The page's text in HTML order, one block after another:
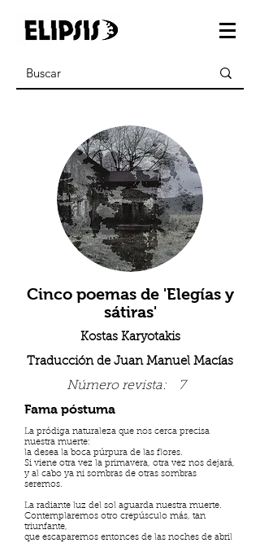
Cinco poemas de 'Elegías y
sátiras'
Kostas Karyotakis
Traducción de Juan Manuel Macías
Número revista: 7
Fama póstuma
La pródiga naturaleza que nos cerca precisa
nuestra muerte:
la desea la boca púrpura de las flores.
Si viene otra vez la primavera, otra vez nos dejará,
y al cabo ya ni sombras de otras sombras
seremos.
La radiante luz del sol aguarda nuestra muerte.
Contemplaremos otro crepúsculo más, tan
triunfante,
que escaparemos entonces de las noches de abril